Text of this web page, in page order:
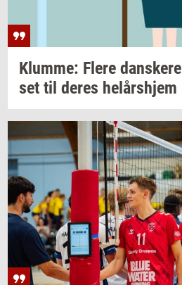
Klum­me: Flere dan­ske­re
set til deres helårs­hjem